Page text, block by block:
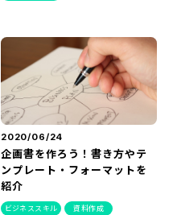
2020/06/24
企画書を作ろう！書き方やテ
ンプレート・フォーマットを
紹介
ビジネススキル 資料作成